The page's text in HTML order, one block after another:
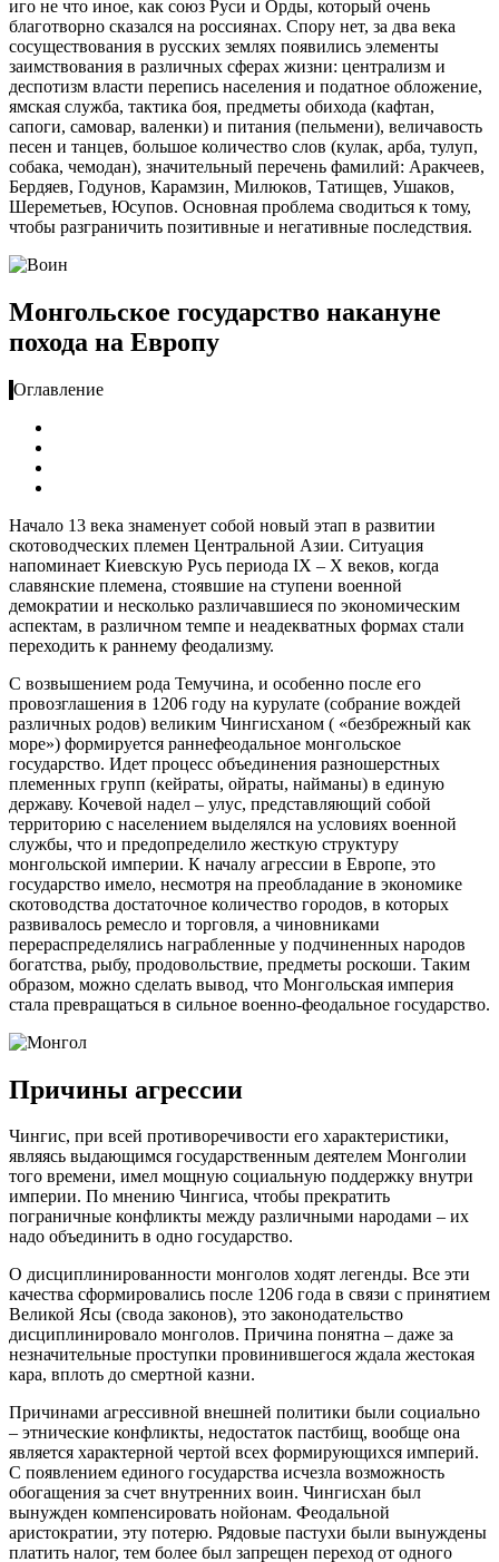
иго не что иное, как союз Руси и Орды, который очень
благотворно сказался на россиянах. Спору нет, за два века
сосуществования в русских землях появились элементы
заимствования в различных сферах жизни: централизм и
деспотизм власти перепись населения и податное обложение,
ямская служба, тактика боя, предметы обихода (кафтан,
сапоги, самовар, валенки) и питания (пельмени), величавость
песен и танцев, большое количество слов (кулак, арба, тулуп,
собака, чемодан), значительный перечень фамилий: Аракчеев,
Бердяев, Годунов, Карамзин, Милюков, Татищев, Ушаков,
Шереметьев, Юсупов. Основная проблема сводиться к тому,
чтобы разграничить позитивные и негативные последствия.
Монгольское государство накануне
похода на Европу
Оглавление
Начало 13 века знаменует собой новый этап в развитии
скотоводческих племен Центральной Азии. Ситуация
напоминает Киевскую Русь периода IX – X веков, когда
славянские племена, стоявшие на ступени военной
демократии и несколько различавшиеся по экономическим
аспектам, в различном темпе и неадекватных формах стали
переходить к раннему феодализму.
С возвышением рода Темучина, и особенно после его
провозглашения в 1206 году на курулате (собрание вождей
различных родов) великим Чингисханом ( «безбрежный как
море») формируется раннефеодальное монгольское
государство. Идет процесс объединения разношерстных
племенных групп (кейраты, ойраты, найманы) в единую
державу. Кочевой надел – улус, представляющий собой
территорию с населением выделялся на условиях военной
службы, что и предопределило жесткую структуру
монгольской империи. К началу агрессии в Европе, это
государство имело, несмотря на преобладание в экономике
скотоводства достаточное количество городов, в которых
развивалось ремесло и торговля, а чиновниками
перераспределялись награбленные у подчиненных народов
богатства, рыбу, продовольствие, предметы роскоши. Таким
образом, можно сделать вывод, что Монгольская империя
стала превращаться в сильное военно-феодальное государство.
Причины агрессии
Чингис, при всей противоречивости его характеристики,
являясь выдающимся государственным деятелем Монголии
того времени, имел мощную социальную поддержку внутри
империи. По мнению Чингиса, чтобы прекратить
пограничные конфликты между различными народами – их
надо объединить в одно государство.
О дисциплинированности монголов ходят легенды. Все эти
качества сформировались после 1206 года в связи с принятием
Великой Ясы (свода законов), это законодательство
дисциплинировало монголов. Причина понятна – даже за
незначительные проступки провинившегося ждала жестокая
кара, вплоть до смертной казни.
Причинами агрессивной внешней политики были социально
– этнические конфликты, недостаток пастбищ, вообще она
является характерной чертой всех формирующихся империй.
С появлением единого государства исчезла возможность
обогащения за счет внутренних воин. Чингисхан был
вынужден компенсировать нойонам. Феодальной
аристократии, эту потерю. Рядовые пастухи были вынуждены
платить налог, тем более был запрещен переход от одного